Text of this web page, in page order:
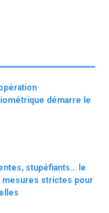
démarre le
stupéfiants… le
mesures strictes pour